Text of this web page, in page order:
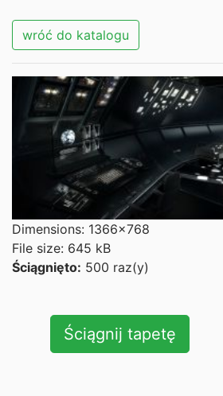
wróć do katalogu
Dimensions: 1366x768
File size: 645 kB
Ściągnięto: 500 raz(y)
Ściągnij tapetę